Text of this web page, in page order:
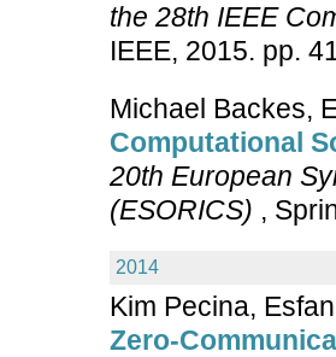
the 28th IEEE
IEEE, 2015. pp.
Michael Backes,
Computational
20th European
(ESORICS) ,
2014
Kim Pecina,
Zero-